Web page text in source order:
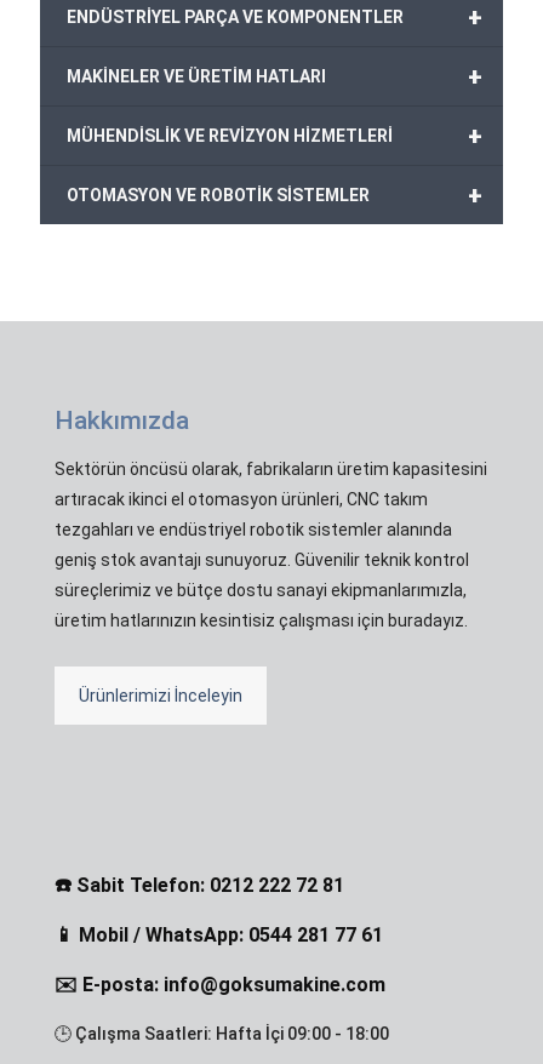
+
ENDÜSTRİYEL PARÇA VE KOMPONENTLER
+
MAKİNELER VE ÜRETİM HATLARI
+
MÜHENDİSLİK VE REVİZYON HİZMETLERİ
+
OTOMASYON VE ROBOTİK SİSTEMLER
Hakkımızda
Sektörün öncüsü olarak, fabrikaların üretim kapasitesini
artıracak ikinci el otomasyon ürünleri, CNC takım
tezgahları ve endüstriyel robotik sistemler alanında
geniş stok avantajı sunuyoruz. Güvenilir teknik kontrol
süreçlerimiz ve bütçe dostu sanayi ekipmanlarımızla,
üretim hatlarınızın kesintisiz çalışması için buradayız.
Ürünlerimizi İnceleyin
☎️ Sabit Telefon: 0212 222 72 81
📱 Mobil / WhatsApp: 0544 281 77 61
✉️ E-posta: info@goksumakine.com
🕒 Çalışma Saatleri: Hafta İçi 09:00 - 18:00